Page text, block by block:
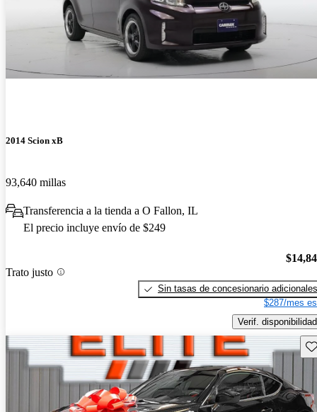
2014 Scion xB
93,640 millas
Transferencia a la tienda a O Fallon, IL
El precio incluye envío de $249
Trato justo
Sin tasas de concesionario adicionales
$287/mes
Verif. disponibilidad